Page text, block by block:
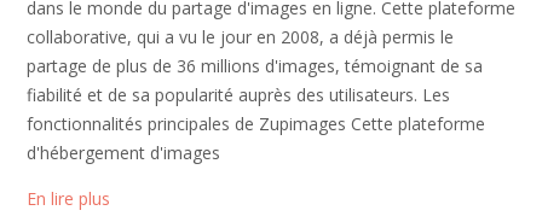
dans le monde du partage d'images en ligne. Cette plateforme
collaborative, qui a vu le jour en 2008, a déjà permis le
partage de plus de 36 millions d'images, témoignant de sa
fiabilité et de sa popularité auprès des utilisateurs. Les
fonctionnalités principales de Zupimages Cette plateforme
d'hébergement d'images
En lire plus